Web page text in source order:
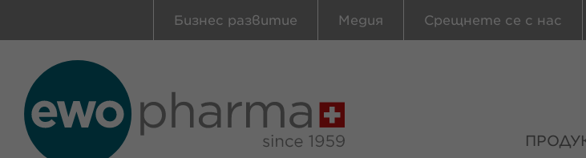
Бизнес развитие Медия Срещнете се с нас